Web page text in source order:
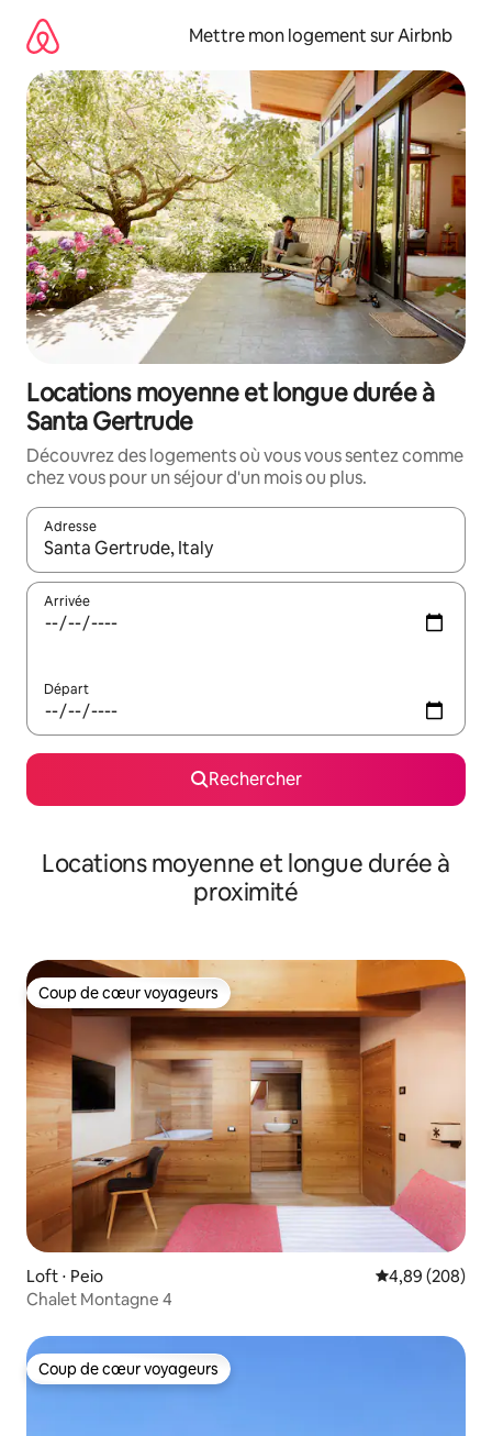
directement
contenu
Mettre mon logement sur Airbnb
Locations moyenne et longue durée à
Santa Gertrude
Découvrez des logements où vous vous sentez comme
chez vous pour un séjour d'un mois ou plus.
Adresse
Lorsque les résultats s'affichent, utilisez les flèches vers le
Arrivée
Départ
Rechercher
Locations moyenne et longue durée à
proximité
Coup de cœur voyageurs
Coup de cœur voyageurs
Loft ⋅ Peio Évaluation
4,89 (208)
Chalet Montagne 4
Coup de cœur voyageurs
Coup de cœur voyageurs